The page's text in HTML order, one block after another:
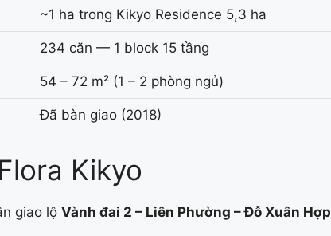
~1 ha trong Kikyo Residence 5,3 ha
234 căn — 1 block 15 tầng
54 – 72 m² (1 – 2 phòng ngủ)
Đã bàn giao (2018)
Kikyo
giao lộ Vành đai 2 – Liên Phường – Đỗ Xuân Hợp